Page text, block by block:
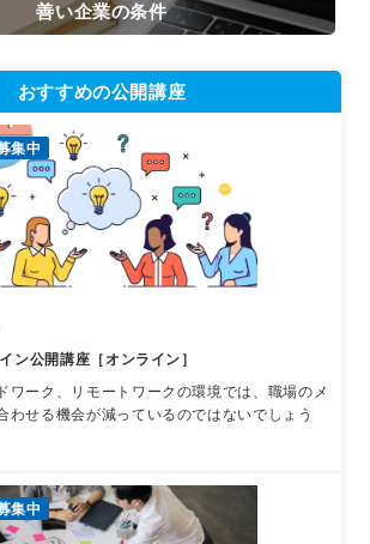
善い企業の条件
おすすめの公開講座
集中
ン公開講座［オンライン］
ワーク、リモートワークの環境では、職場のメ
わせる機会が減っているのではないでしょう
集中